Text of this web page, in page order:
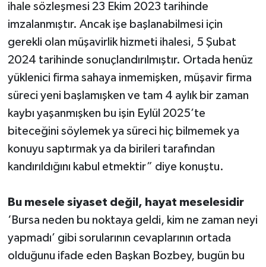
ihale sözleşmesi 23 Ekim 2023 tarihinde
imzalanmıştır. Ancak işe başlanabilmesi için
gerekli olan müşavirlik hizmeti ihalesi, 5 Şubat
2024 tarihinde sonuçlandırılmıştır. Ortada henüz
yüklenici firma sahaya inmemişken, müşavir firma
süreci yeni başlamışken ve tam 4 aylık bir zaman
kaybı yaşanmışken bu işin Eylül 2025’te
biteceğini söylemek ya süreci hiç bilmemek ya
konuyu saptırmak ya da birileri tarafından
kandırıldığını kabul etmektir” diye konuştu.
Bu mesele siyaset değil, hayat meselesidir
‘Bursa neden bu noktaya geldi, kim ne zaman neyi
yapmadı’ gibi sorularının cevaplarının ortada
olduğunu ifade eden Başkan Bozbey, bugün bu